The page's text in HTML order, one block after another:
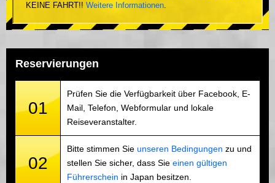
KEINE FAHRT!! Weitere Informationen.
Reservierungen
01
Prüfen Sie die Verfügbarkeit über Facebook, E-
Mail, Telefon, Webformular und lokale
Reiseveranstalter.
02
Bitte stimmen Sie unseren Bedingungen zu und
stellen Sie sicher, dass Sie einen gültigen
Führerschein in Japan besitzen.